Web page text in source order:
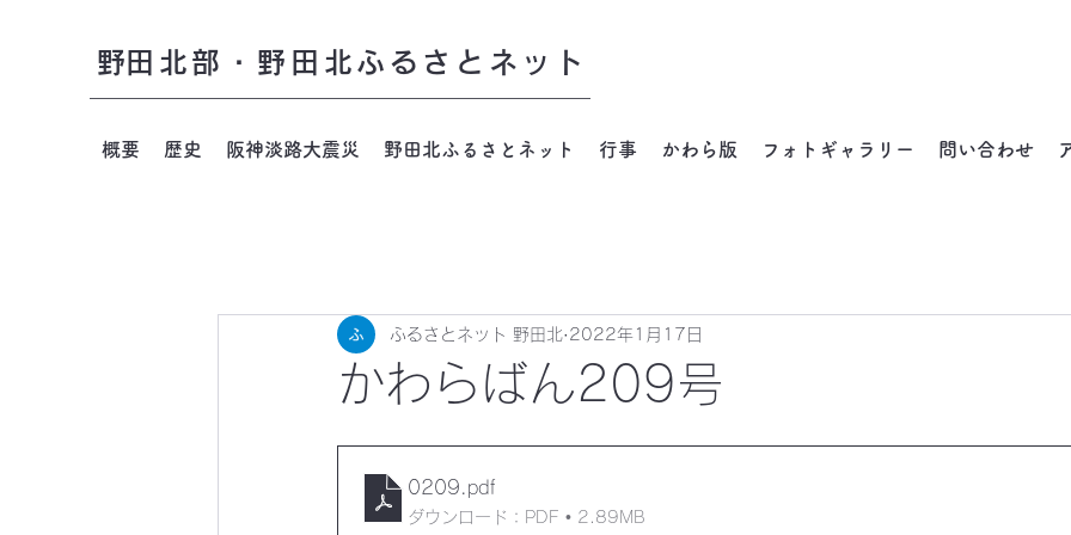
​野田北部・野田北ふるさとネット
概要 歴史 阪神淡路大震災 野田北ふるさとネット 行事 かわら版 フォトギャラリー 問い合わせ
かわらばん209号
ふるさとネット 野田北 2022年1月17日
0209 .pdf
ダウンロード：PDF • 2.89MB